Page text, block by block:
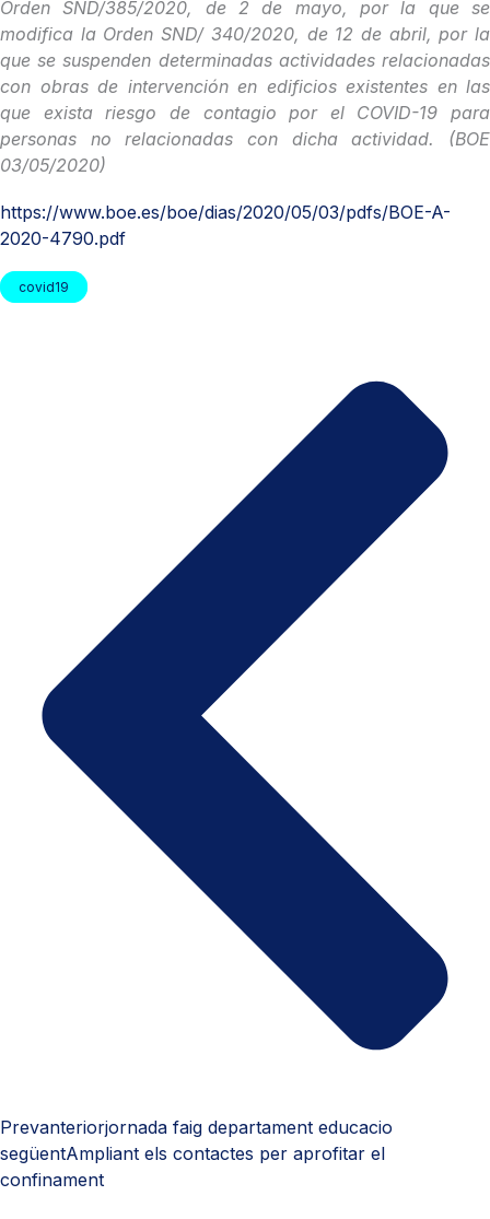
Orden SND/385/2020, de 2 de mayo, por la que se
modifica la Orden SND/ 340/2020, de 12 de abril, por la
que se suspenden determinadas actividades relacionadas
con obras de intervención en edificios existentes en las
que exista riesgo de contagio por el COVID-19 para
personas no relacionadas con dicha actividad. (BOE
03/05/2020)
https://www.boe.es/boe/dias/2020/05/03/pdfs/BOE-A-
2020-4790.pdf
covid19
Prevanteriorjornada faig departament educacio
següentAmpliant els contactes per aprofitar el
confinament